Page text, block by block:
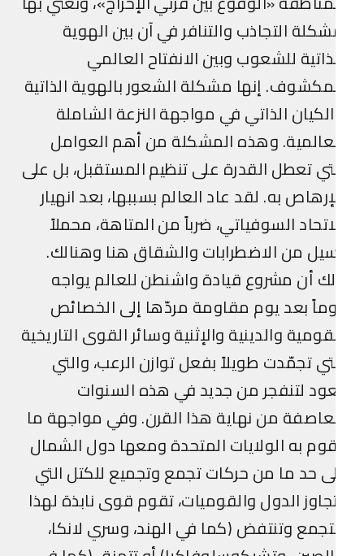
التجاذب والتنافر في آن بين الهوية
للشعوب وبين الانفتاح العالمي
إنها مشكلة الشعور بالهوية الذاتية
الذاتي في مواجهة النزعة الشاملة
وهذه المشكلة من أهم العوامل
تعطل القدرة على تنظيم المستقبل، بل على
به. لقد عاد العالم بسببها، بعد انهيار
السوفياتي، ضرباً من المتاهة، محملاً
من الاضطرابات والشقاق هنا وهنالك.
أن مشروع قيادة واشنطن للعالم يواجه
بعد يوم مقاومة مردّها إلى الخصائص
والدينية والإثنية وسائر القوى التاريخية
تجمّدت طويلاً بفعل توازن الرعب، والتي
لتنفجر من جديد في هذه السنوات
من نهاية هذا القرن. وفي مواجهة ما
به الولايات المتحدة ومعها دول الشمال
حد ما من حركات تجمع وتجميع للكتل التي
الدول والقوميات، تقوم قوى نابذة لهذا
وتنتفض (كما في الهند، وسري لانكا،